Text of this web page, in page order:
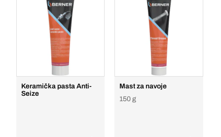
Keramička pasta Anti-
Seize
Mast za navoje
150 g